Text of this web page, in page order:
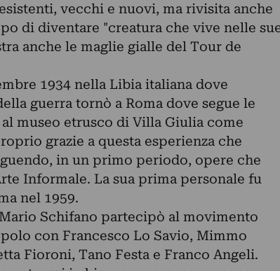
vecchi e nuovi, ma rivisita anche
di diventare "creatura che vive nelle
anche le maglie gialle del Tour de
1934 nella Libia italiana dove
guerra tornò a Roma dove segue le
museo etrusco di Villa Giulia come
grazie a questa esperienza che
in un primo periodo, opere che
Informale. La sua prima personale fu
nel 1959.
Schifano partecipò al movimento
con Francesco Lo Savio, Mimmo
Fioroni, Tano Festa e Franco Angeli.